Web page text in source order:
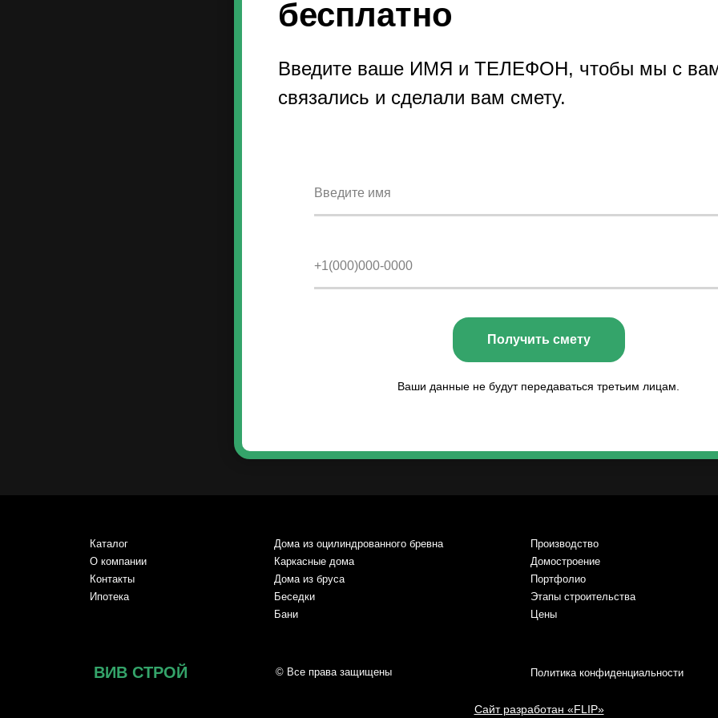
бесплатно
Введите ваше ИМЯ и ТЕЛЕФОН, чтобы мы с
связались и сделали вам смету.
Получить смету
Ваши данные не будут передаваться третьим лицам.
ВИВ СТРОЙ
Дома из оцилиндрованного бревна
Каркасные дома
Дома из бруса
Беседки
Бани
Производство
Домостроение
Портфолио
Этапы строительства
Цены
Политика конфиденциальности
© Все права защищены
Каталог
О компании
Контакты
Ипотека
Сайт разработан «FLIP»